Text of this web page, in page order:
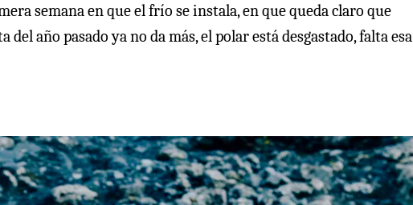
semana en que el frío se instala, en que queda claro que
año pasado ya no da más, el polar está desgastado, falta esa